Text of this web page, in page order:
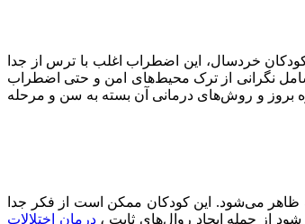
خردسال، این اضطراب اغلب با ترس از جدا
شامل نگرانی از ترک محیط‌های امن و حتی اضطراب
بروز و روش‌های درمانی آن بسته به سن و مرحله
ظاهر می‌شود. این کودکان ممکن است از فکر جدا
از جمله ایجاد روال‌های ثابت ،درمان اختلالات